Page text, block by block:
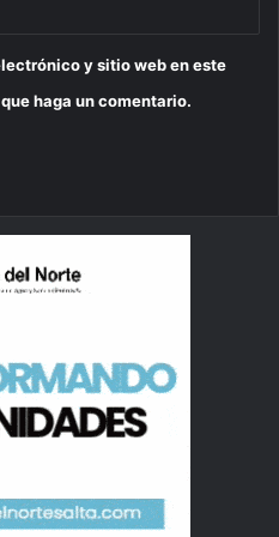
y sitio web en este
haga un comentario.